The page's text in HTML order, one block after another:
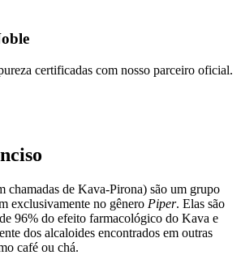
certificadas com nosso parceiro oficial.
chamadas de Kava-Pirona) são um grupo
exclusivamente no gênero Piper. Elas são
96% do efeito farmacológico do Kava e
dos alcaloides encontrados em outras
café ou chá.